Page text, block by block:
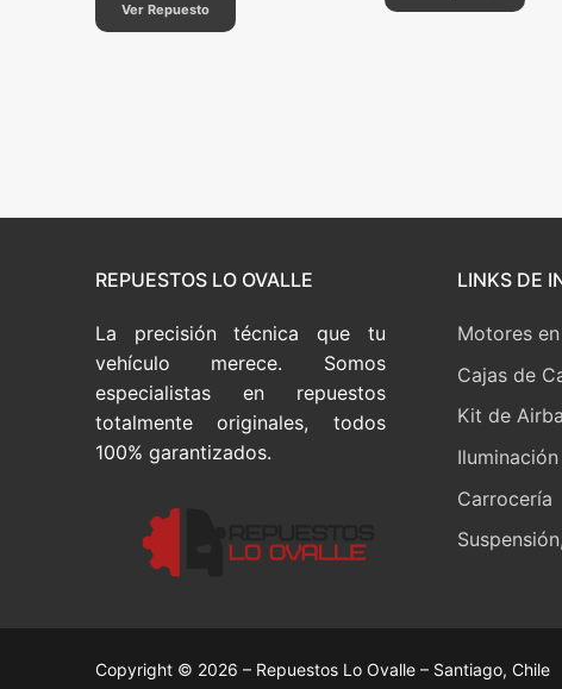
Ver Repuesto
entradas
REPUESTOS LO OVALLE
La precisión técnica que tu
vehículo merece. Somos
especialistas en repuestos
totalmente originales, todos
100% garantizados.
LINKS DE
Motores
Cajas de
Kit de
Iluminación
Carrocería
Copyright © 2026 – Repuestos Lo Ovalle – Santiago, Chile